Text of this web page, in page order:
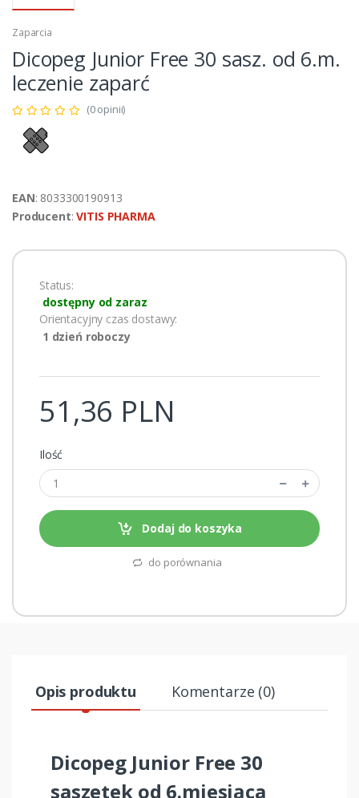
Zaparcia
Dicopeg Junior Free 30 sasz. od 6.m.
leczenie zaparć
(0 opinii)
EAN: 8033300190913
Producent:VITIS PHARMA
Status:
dostępny od zaraz
Orientacyjny czas dostawy:
1 dzień roboczy
51,36 PLN
Ilość
Dodaj do koszyka
do porównania
Opis produktu Komentarze (0)
Dicopeg Junior Free 30
saszetek od 6.miesiąca